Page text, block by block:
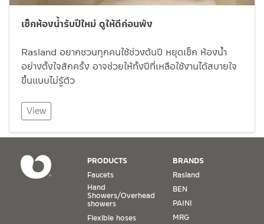
เช็กห้องน้ำรับปีใหม่ ดูให้ดีก่อนพัง
Rasland อยากชวนทุกคนใช้ช่วงต้นปี หยุดเช็ก ห้องน้ำ
อย่างตั้งใจสักครั้ง อาจช่วยให้ทั้งปีที่เหลือใช้งานได้สบายใจ
ขึ้นแบบไม่รู้ตัว
View
PRODUCTS
Faucets
Hand
Showers/Overhead
showers
Flexible hoses
BRANDS
Rasland
BEN
PAINI
MRG